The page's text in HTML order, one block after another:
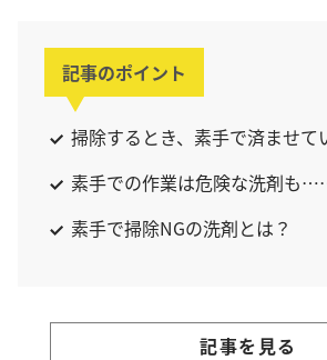
記事のポイント
掃除するとき、素手で済ませて
素手での作業は危険な洗剤も
素手で掃除NGの洗剤とは？
記事を見る